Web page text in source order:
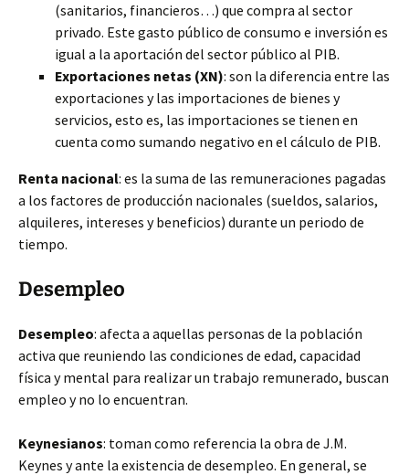
(sanitarios, financieros…) que compra al sector
privado. Este gasto público de consumo e inversión es
igual a la aportación del sector público al PIB.
Exportaciones netas (XN): son la diferencia entre las
exportaciones y las importaciones de bienes y
servicios, esto es, las importaciones se tienen en
cuenta como sumando negativo en el cálculo de PIB.
Renta nacional: es la suma de las remuneraciones pagadas
a los factores de producción nacionales (sueldos, salarios,
alquileres, intereses y beneficios) durante un periodo de
tiempo.
Desempleo
Desempleo: afecta a aquellas personas de la población
activa que reuniendo las condiciones de edad, capacidad
física y mental para realizar un trabajo remunerado, buscan
empleo y no lo encuentran.
Keynesianos: toman como referencia la obra de J.M.
Keynes y ante la existencia de desempleo. En general, se